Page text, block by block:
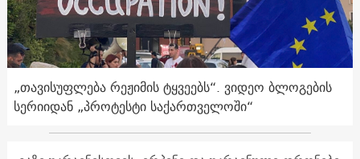
„თავისუფლება რეჟიმის ტყვეებს“. ვიდეო ბლოგების
სერიიდან „პროტესტი საქართველოში“